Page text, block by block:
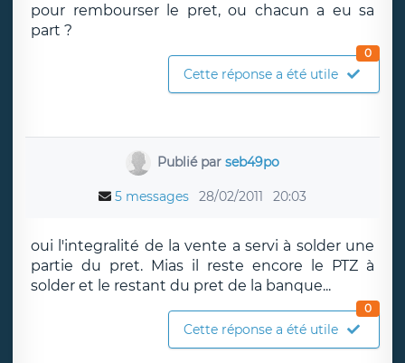
pour rembourser le pret, ou chacun a eu sa
part ?
Cette réponse a été utile
0
Publié parseb49po
5 messages 28/02/2011 20:03
oui l'integralité de la vente a servi à solder une
partie du pret. Mias il reste encore le PTZ à
solder et le restant du pret de la banque...
Cette réponse a été utile
0